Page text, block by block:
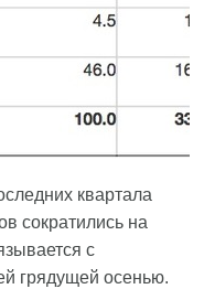
квартала
сократились на
с
грядущей осенью.